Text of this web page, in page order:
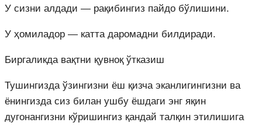
У сизни алдади — рақибингиз пайдо бўлишини.
У ҳомиладор — катта даромадни билдиради.
Биргаликда вақтни қувноқ ўтказиш
Тушингизда ўзингизни ёш қизча эканлигингизни ва
ёнингизда сиз билан ушбу ёшдаги энг яқин
дугонангизни кўришингиз қандай талқин этилишига